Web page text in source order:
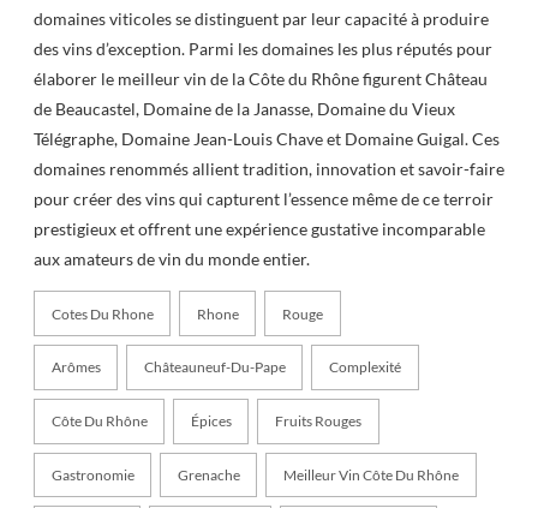
domaines viticoles se distinguent par leur capacité à produire
des vins d’exception. Parmi les domaines les plus réputés pour
élaborer le meilleur vin de la Côte du Rhône figurent Château
de Beaucastel, Domaine de la Janasse, Domaine du Vieux
Télégraphe, Domaine Jean-Louis Chave et Domaine Guigal. Ces
domaines renommés allient tradition, innovation et savoir-faire
pour créer des vins qui capturent l’essence même de ce terroir
prestigieux et offrent une expérience gustative incomparable
aux amateurs de vin du monde entier.
Cotes Du Rhone Rhone Rouge
Arômes Châteauneuf-Du-Pape Complexité
Côte Du Rhône Épices Fruits Rouges
Gastronomie Grenache Meilleur Vin Côte Du Rhône